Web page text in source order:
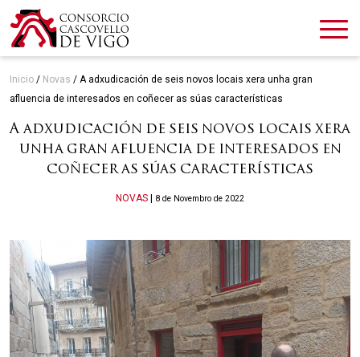
Inicio / Novas / A adxudicación de seis novos locais xera unha gran
afluencia de interesados en coñecer as súas características
A adxudicación de seis novos locais xera
unha gran afluencia de interesados en
coñecer as súas características
Categories
NOVAS 8 de Novembro de 2022